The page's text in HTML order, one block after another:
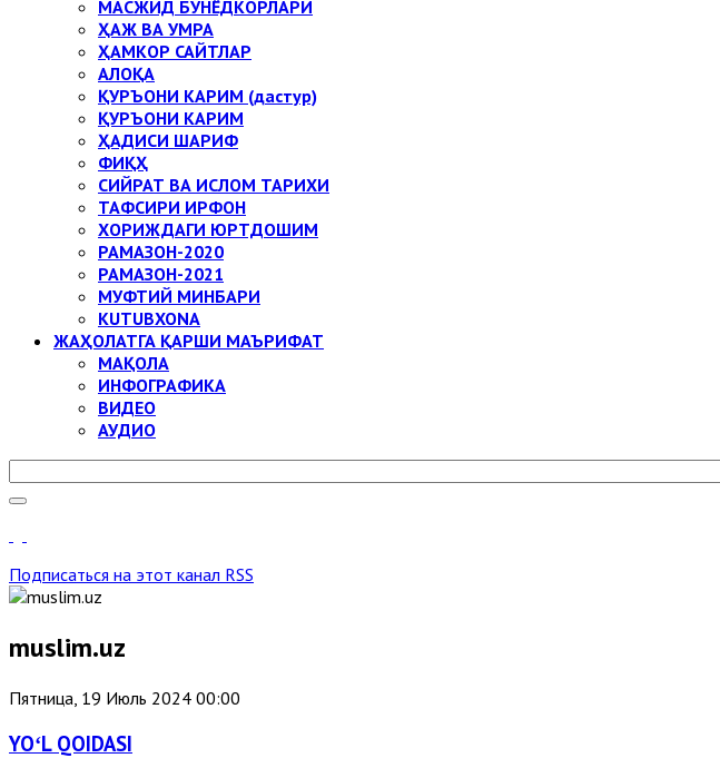
МАСЖИД БУНЁДКОРЛАРИ
ҲАЖ ВА УМРА
ҲАМКОР САЙТЛАР
АЛОҚА
ҚУРЪОНИ КАРИМ (дастур)
ҚУРЪОНИ КАРИМ
ҲАДИСИ ШАРИФ
ФИҚҲ
СИЙРАТ ВА ИСЛОМ ТАРИХИ
ТАФСИРИ ИРФОН
ХОРИЖДАГИ ЮРТДОШИМ
РАМАЗОН-2020
РАМАЗОН-2021
МУФТИЙ МИНБАРИ
KUTUBXONA
ЖАҲОЛАТГА ҚАРШИ МАЪРИФАТ
МАҚОЛА
ИНФОГРАФИКА
ВИДЕО
АУДИО
Подписаться на этот канал RSS
muslim.uz
Пятница, 19 Июль 2024 00:00
YOʻL QOIDASI